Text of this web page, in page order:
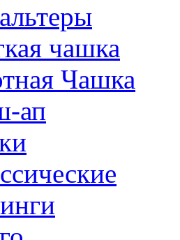
чашка
Чашка
ап